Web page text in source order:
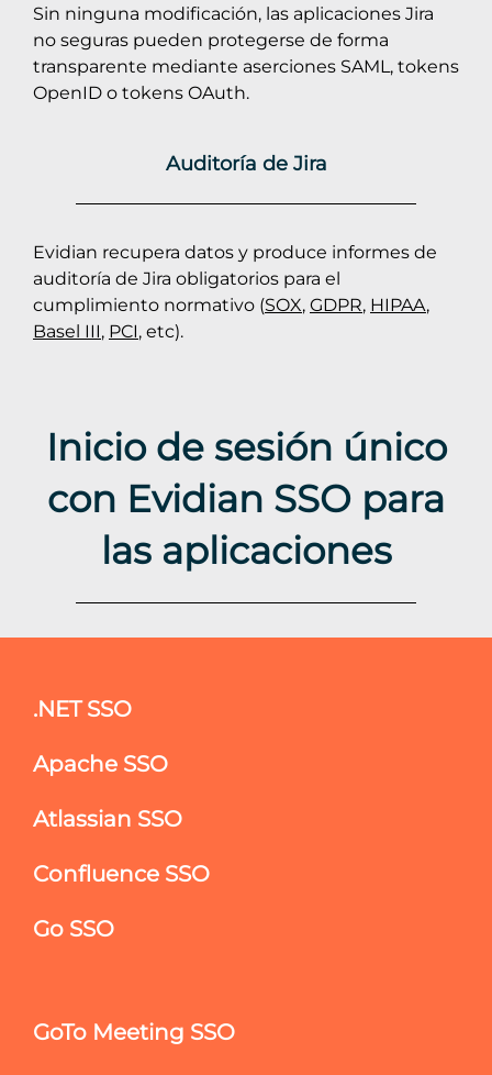
Sin ninguna modificación, las aplicaciones Jira
no seguras pueden protegerse de forma
transparente mediante aserciones SAML, tokens
OpenID o tokens OAuth.
Auditoría de Jira
Evidian recupera datos y produce informes de
auditoría de Jira obligatorios para el
cumplimiento normativo (SOX, GDPR, HIPAA,
Basel III, PCI, etc).
Inicio de sesión único
con Evidian SSO para
las aplicaciones
.NET SSO
Apache SSO
Atlassian SSO
Confluence SSO
Go SSO
GoTo Meeting SSO